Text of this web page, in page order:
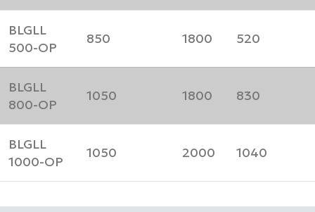
BLGLL
500-OP
850 1800 520
BLGLL
800-OP
1050 1800 830
BLGLL
1000-OP
1050 2000 1040